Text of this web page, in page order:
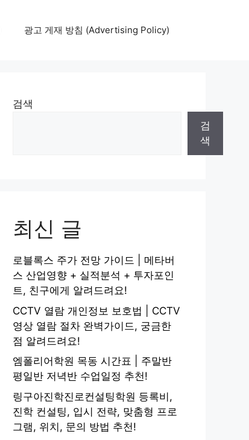
광고 게재 방침 (Advertising Policy)
검색
검
색
최신 글
로블록스 주가 전망 가이드 | 메타버
스 산업영향 + 실적분석 + 투자포인
트, 친구에게 알려드려요!
CCTV 열람 개인정보 보호법 | CCTV
영상 열람 절차 완벽가이드, 궁금한
점 알려드려요!
엠폴리어학원 목동 시간표 | 주말반
평일반 저녁반 수업일정 추천!
링구아진학진로컨설팅학원 등록비,
진학 컨설팅, 입시 전략, 맞춤형 프로
그램, 위치, 문의 방법 추천!